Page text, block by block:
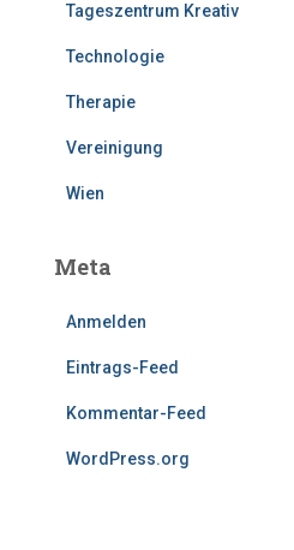
Tageszentrum Kreativ
Technologie
Therapie
Vereinigung
Wien
Meta
Anmelden
Eintrags-Feed
Kommentar-Feed
WordPress.org